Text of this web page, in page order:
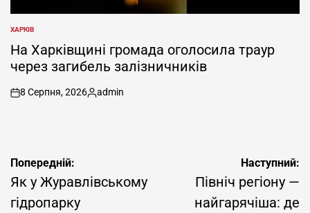
ОПУБЛІКУВАТИ
У
ХАРКІВ
На Харківщині громада оголосила траур
через загибель залізничників
on
8 Серпня, 2026
Опубліковано
admin
Навігація
записів
Попередній:
Як у Журавлівському
гідропарку
Наступний:
Північ регіону —
найгарячіша: де